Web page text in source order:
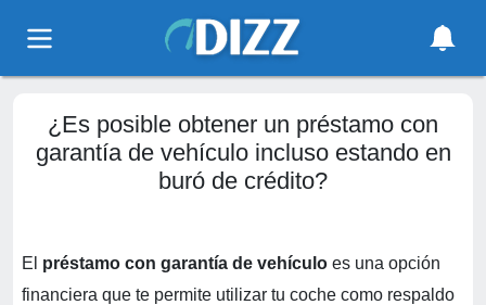
¿Es posible obtener un préstamo con
garantía de vehículo incluso estando en
buró de crédito?
El préstamo con garantía de vehículo es una opción
financiera que te permite utilizar tu coche como respaldo